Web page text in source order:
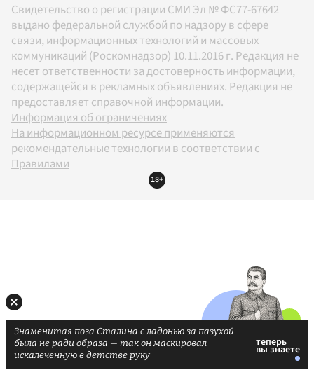
Свидетельство о регистрации СМИ Эл № ФС77-67642
выдано федеральной службой по надзору в сфере
связи, информационных технологий и массовых
коммуникаций (Роскомнадзор) 10.11.2016 г. Редакция не
несет ответственности за достоверность информации,
содержащейся в рекламных объявлениях. Редакция не
предоставляет справочной информации.
Информация об ограничениях
На информационном ресурсе применяются
рекомендательные технологии в соответствии с
Правилами
18+
Знаменитая поза Сталина с ладонью за пазухой
была не ради образа — так он маскировал
искалеченную в детстве руку